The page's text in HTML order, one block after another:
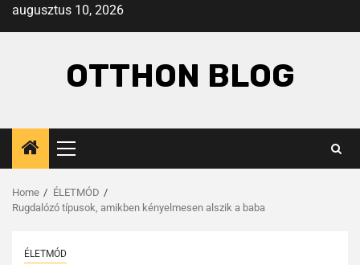
augusztus 10, 2026
OTTHON BLOG
Home
ÉLETMÓD
Rugdalózó típusok, amikben kényelmesen alszik a baba
ÉLETMÓD